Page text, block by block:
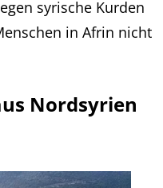
syrische Kurden
in Afrin nicht
Nordsyrien